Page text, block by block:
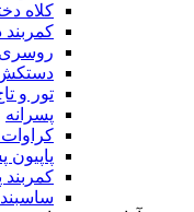
کلاه
کمربند
روسری
دستکش
تور و
پسرانه
پاپیون
کمربند